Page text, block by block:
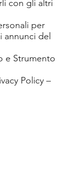
con gli altri
per
annunci del
e Strumento
Policy–